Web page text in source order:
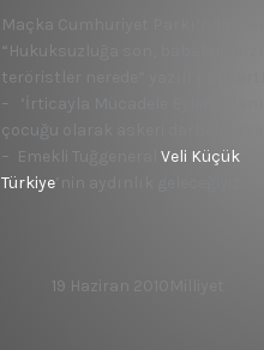
Maçka Cumhuriyet Parkı’nda
“Hukuksuzluğa son,
teröristler nerede” yazılı
– ‘İrticayla Mücadele Eylem
çocuğu olarak askeri darbelere
– Emekli Tuğgeneral Veli Küçük
Türkiye’nin aydınlık geleceğiyiz.
19 Haziran 2010